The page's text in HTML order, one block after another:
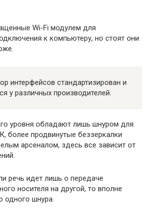
Wi-Fi модулем для
к компьютеру, но стоят они
интерфейсов стандартизирован и
у различных производителей.
уровня обладают лишь шнуром для
более продвинутые беззеркалки
арсеналом, здесь все зависит от
речь идет лишь о передаче
носителя на другой, то вполне
одного шнура.